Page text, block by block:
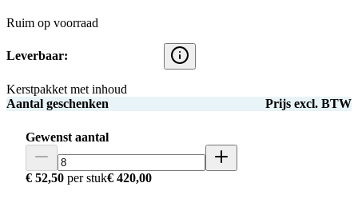
Ruim op voorraad
Leverbaar:
Kerstpakket met inhoud
Aantal geschenken
Prijs excl. BTW
Gewenst aantal
€ 52,50 per stuk€ 420,00